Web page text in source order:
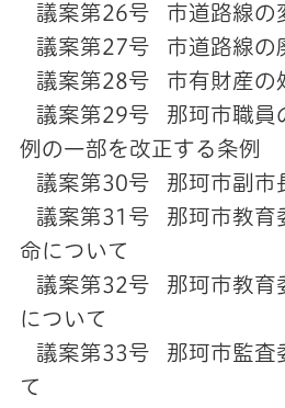
議案第26号 市道路線の
議案第27号 市道路線の
議案第28号 市有財産の
議案第29号 那珂市職員
例の一部を改正する条例
議案第30号 那珂市副市
議案第31号 那珂市教育
命について
議案第32号 那珂市教育
について
議案第33号 那珂市監査
て